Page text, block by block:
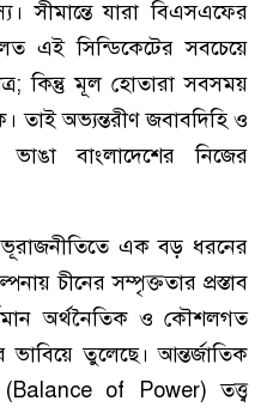
সীমান্তে যারা বিএসএফের
এই সিন্ডিকেটের সবচেয়ে
কিন্তু মূল হোতারা সবসময়
তাই অভ্যন্তরীণ জবাবদিহি ও
ভাঙা বাংলাদেশের নিজের
ভূরাজনীতিতে এক বড় ধরনের
চীনের সম্পৃক্ততার প্রস্তাব
অর্থনৈতিক ও কৌশলগত
ভাবিয়ে তুলেছে। আন্তর্জাতিক
(Balance of Power) তত্ত্ব